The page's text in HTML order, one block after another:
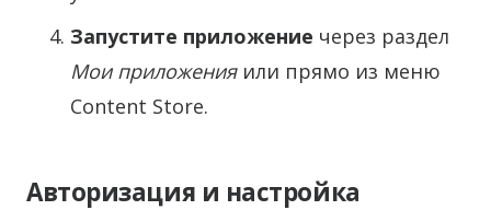
Запустите приложение через раздел
Мои приложенияили прямо из меню
Content Store.
Авторизация и настройка